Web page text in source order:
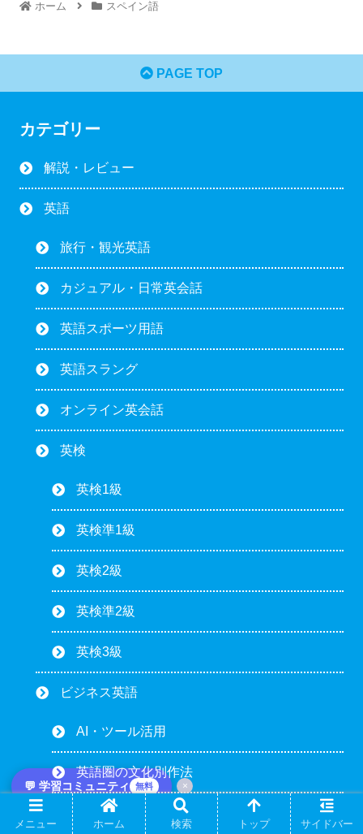
💬 学習コミュニティ 無料 ×
ホーム スペイン語
PAGE TOP
カテゴリー
解説・レビュー
英語
旅行・観光英語
カジュアル・日常英会話
英語スポーツ用語
英語スラング
オンライン英会話
英検
英検1級
英検準1級
英検2級
英検準2級
英検3級
ビジネス英語
AI・ツール活用
英語圏の文化別作法
会議・電話・プレゼン
メニュー ホーム 検索 トップ サイドバー